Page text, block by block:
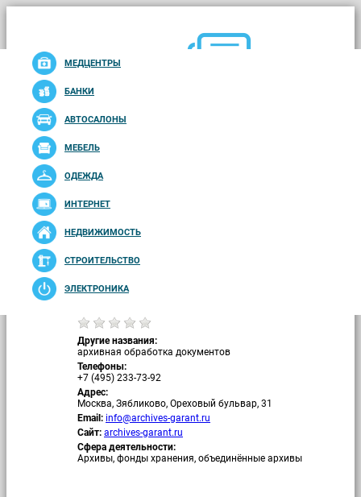
КАТЕГОРИИ
Toggle
МЕДЦЕНТРЫ
БАНКИ
АВТОСАЛОНЫ
МЕБЕЛЬ
ОДЕЖДА
ИНТЕРНЕТ
НЕДВИЖИМОСТЬ
СТРОИТЕЛЬСТВО
ЭЛЕКТРОНИКА
Каталог компаний
Главная
Архив-Гарант
Другие названия:
архивная обработка документов
Телефоны:
+7 (495) 233-73-92
Адрес:
Москва, Зябликово, Ореховый бульвар, 31
Email: info@archives-garant.ru
Сайт: archives-garant.ru
Сфера деятельности:
Архивы, фонды хранения, объединённые архивы